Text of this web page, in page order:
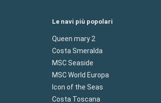
Le navi più popolari
Queen mary 2
Costa Smeralda
MSC Seaside
MSC World Europa
Icon of the Seas
Costa Toscana